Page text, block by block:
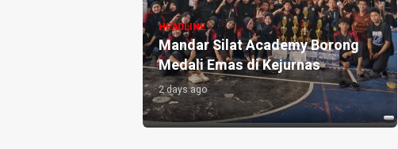
HEADLINE
Mandar Silat Academy Borong
Medali Emas di Kejurnas
2 days ago